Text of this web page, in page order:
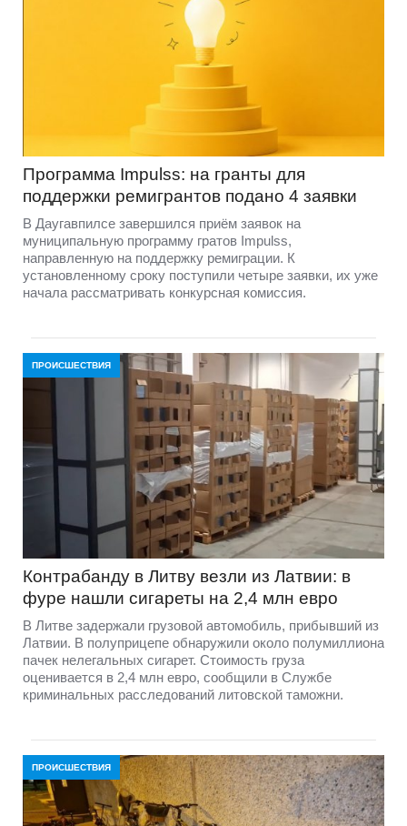
Программа Impulss: на гранты для
поддержки ремигрантов подано 4 заявки
В Даугавпилсе завершился приём заявок на
муниципальную программу гратов Impulss,
направленную на поддержку ремиграции. К
установленному сроку поступили четыре заявки, их уже
начала рассматривать конкурсная комиссия.
ПРОИСШЕСТВИЯ
Контрабанду в Литву везли из Латвии: в
фуре нашли сигареты на 2,4 млн евро
В Литве задержали грузовой автомобиль, прибывший из
Латвии. В полуприцепе обнаружили около полумиллиона
пачек нелегальных сигарет. Стоимость груза
оценивается в 2,4 млн евро, сообщили в Службе
криминальных расследований литовской таможни.
ПРОИСШЕСТВИЯ